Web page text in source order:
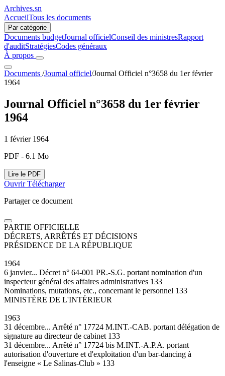
Archives.sn
AccueilTous les documents
Par catégorie
Documents budgetJournal officielConseil des ministresRapport
d'auditStratégiesCodes généraux
À propos
Documents /Journal officiel/Journal Officiel n°3658 du 1er février
1964
Journal Officiel n°3658 du 1er février
1964
1 février 1964
PDF - 6.1 Mo
Lire le PDF
OuvrirTélécharger
Partager ce document
PARTIE OFFICIELLE
DÉCRETS, ARRÊTÉS ET DÉCISIONS
PRÉSIDENCE DE LA RÉPUBLIQUE
1964
6 janvier... Décret n° 64-001 PR.-S.G. portant nomination d'un
inspecteur général des affaires administratives 133
Nominations, mutations, etc., concernant le personnel 133
MINISTÈRE DE L'INTÉRIEUR
1963
31 décembre... Arrêté n° 17724 M.INT.-CAB. portant délégation de
signature au directeur de cabinet 133
31 décembre... Arrêté n° 17724 bis M.INT.-A.P.A. portant
autorisation d'ouverture et d'exploitation d'un bar-dancing à
l'enseigne « Le Salinas-Club » 133